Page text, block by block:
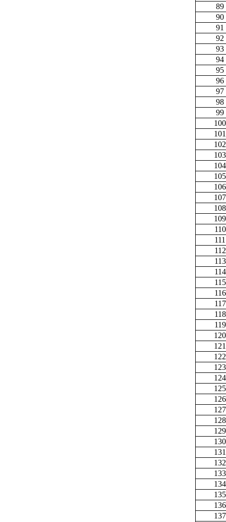
89
90
91
92
93
94
95
96
97
98
99
100
101
102
103
104
105
106
107
108
109
110
111
112
113
114
115
116
117
118
119
120
121
122
123
124
125
126
127
128
129
130
131
132
133
134
135
136
137